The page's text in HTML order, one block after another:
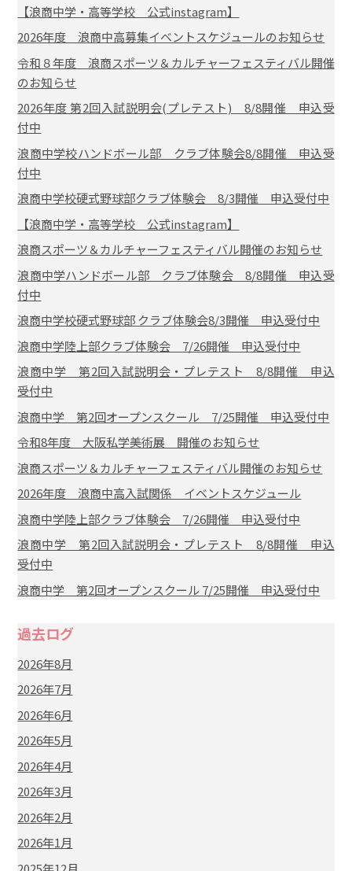
【浪商中学・高等学校 公式instagram】
2026年度 浪商中高募集イベントスケジュールのお知らせ
令和８年度 浪商スポーツ＆カルチャーフェスティバル開催
のお知らせ
2026年度 第2回入試説明会(プレテスト) 8/8開催 申込受
付中
浪商中学校ハンドボール部 クラブ体験会8/8開催 申込受
付中
浪商中学校硬式野球部クラブ体験会 8/3開催 申込受付中
【浪商中学・高等学校 公式instagram】
浪商スポーツ＆カルチャーフェスティバル開催のお知らせ
浪商中学ハンドボール部 クラブ体験会 8/8開催 申込受
付中
浪商中学校硬式野球部 クラブ体験会8/3開催 申込受付中
浪商中学陸上部クラブ体験会 7/26開催 申込受付中
浪商中学 第2回入試説明会・プレテスト 8/8開催 申込
受付中
浪商中学 第2回オープンスクール 7/25開催 申込受付中
令和8年度 大阪私学美術展 開催のお知らせ
浪商スポーツ＆カルチャーフェスティバル開催のお知らせ
2026年度 浪商中高入試関係 イベントスケジュール
浪商中学陸上部クラブ体験会 7/26開催 申込受付中
浪商中学 第2回入試説明会・プレテスト 8/8開催 申込
受付中
浪商中学 第2回オープンスクール 7/25開催 申込受付中
過去ログ
2026年8月
2026年7月
2026年6月
2026年5月
2026年4月
2026年3月
2026年2月
2026年1月